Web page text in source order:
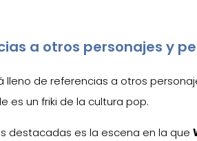
a otros personajes y
lleno de referencias a otros
es un friki de la cultura pop.
destacadas es la escena en la que